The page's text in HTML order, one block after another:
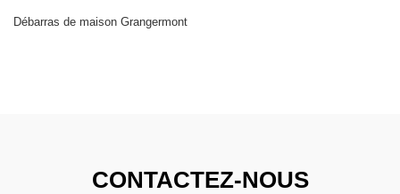
Débarras de maison Grangermont
CONTACTEZ-NOUS